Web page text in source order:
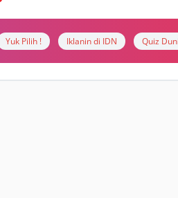
Yuk Pilih ! Iklanin di IDN Quiz